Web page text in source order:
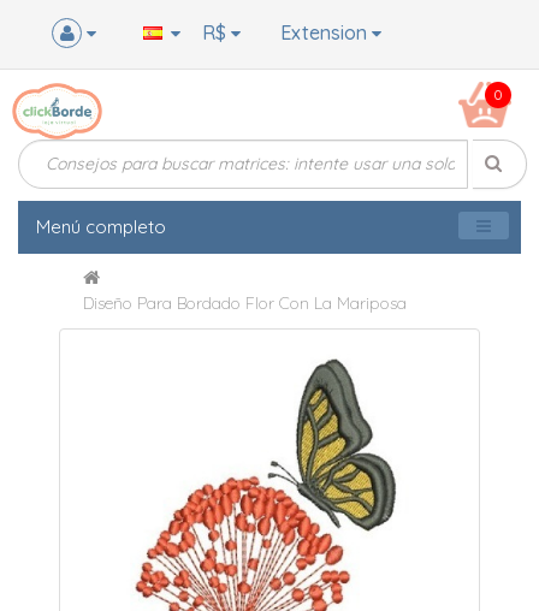
Extension
R$
0
Menú completo
Diseño Para Bordado Flor Con La Mariposa